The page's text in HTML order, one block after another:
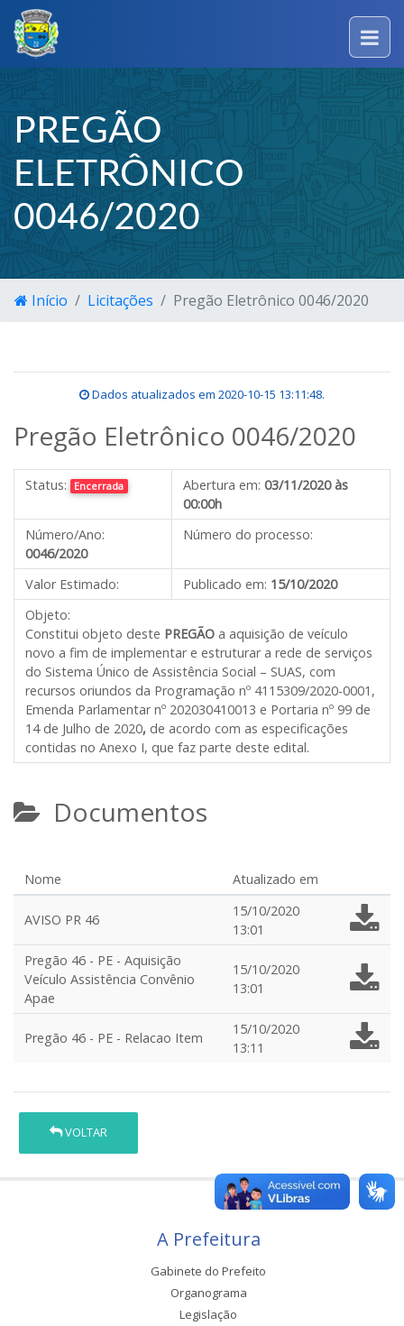
PREGÃO
ELETRÔNICO
0046/2020
Início Licitações Pregão Eletrônico 0046/2020
Dados atualizados em 2020-10-15 13:11:48.
Pregão Eletrônico 0046/2020
Status: Encerrada Abertura em: 03/11/2020 às
00:00h
Número/Ano:
0046/2020
Número do processo:
Valor Estimado: Publicado em: 15/10/2020
Objeto:
Constitui objeto deste PREGÃO a aquisição de veículo
novo a fim de implementar e estruturar a rede de serviços
do Sistema Único de Assistência Social – SUAS, com
recursos oriundos da Programação nº 4115309/2020-0001,
Emenda Parlamentar nº 202030410013 e Portaria nº 99 de
14 de Julho de 2020, de acordo com as especificações
contidas no Anexo I, que faz parte deste edital.
Documentos
Nome Atualizado em
AVISO PR 46
15/10/2020
13:01
Pregão 46 - PE - Aquisição
Veículo Assistência Convênio
Apae
15/10/2020
13:01
Pregão 46 - PE - Relacao Item
15/10/2020
13:11
VOLTAR
A Prefeitura
Gabinete do Prefeito
Organograma
Legislação